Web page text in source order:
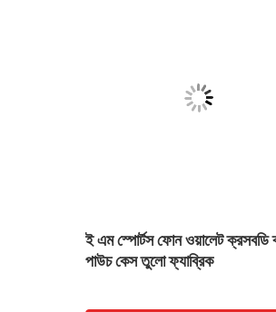
ই এম স্পোর্টস ফোন ওয়ালেট ক্রসবডি
পাউচ কেস তুলো ফ্যাব্রিক